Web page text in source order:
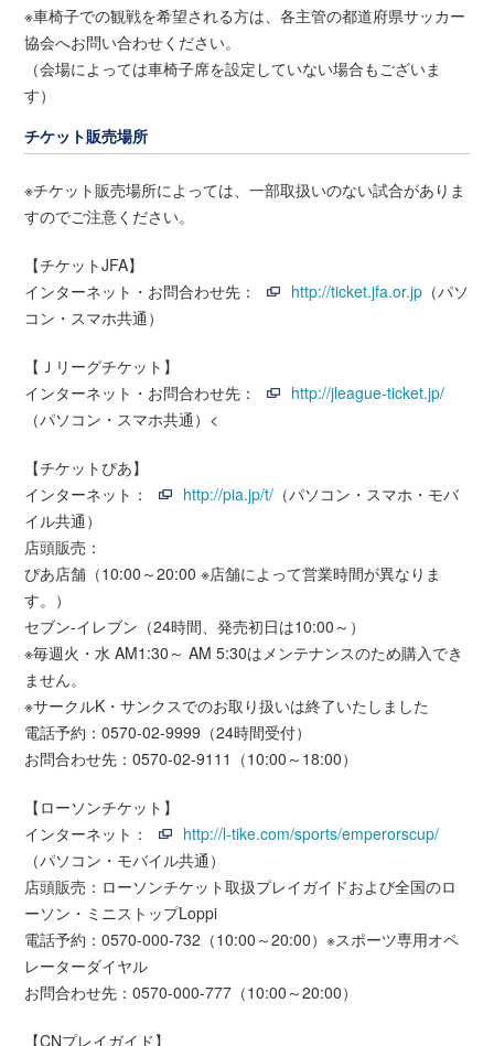
※車椅子での観戦を希望される方は、各主管の都道府県サッカー
協会へお問い合わせください。
（会場によっては車椅子席を設定していない場合もございま
す）
チケット販売場所
※チケット販売場所によっては、一部取扱いのない試合がありま
すのでご注意ください。
【チケットJFA】
インターネット・お問合わせ先：
http://ticket.jfa.or.jp （パソ
コン・スマホ共通）
【Ｊリーグチケット】
インターネット・お問合わせ先：
http://jleague-ticket.jp/
（パソコン・スマホ共通）<
【チケットぴあ】
インターネット：
http://pia.jp/t/ （パソコン・スマホ・モバ
イル共通）
店頭販売：
ぴあ店舗（10:00～20:00 ※店舗によって営業時間が異なりま
す。）
セブン-イレブン（24時間、発売初日は10:00～）
※毎週火・水 AM1:30～ AM 5:30はメンテナンスのため購入でき
ません。
※サークルK・サンクスでのお取り扱いは終了いたしました
電話予約：0570-02-9999（24時間受付）
お問合わせ先：0570-02-9111（10:00～18:00）
【ローソンチケット】
インターネット：
http://l-tike.com/sports/emperorscup/
（パソコン・モバイル共通）
店頭販売：ローソンチケット取扱プレイガイドおよび全国のロ
ーソン・ミニストップLoppi
電話予約：0570-000-732（10:00～20:00）※スポーツ専用オペ
レーターダイヤル
お問合わせ先：0570-000-777（10:00～20:00）
【CNプレイガイド】